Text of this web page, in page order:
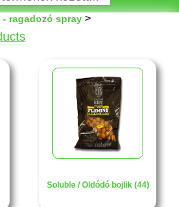
ragadozó spray>
Soluble / Oldódó bojlik (44)